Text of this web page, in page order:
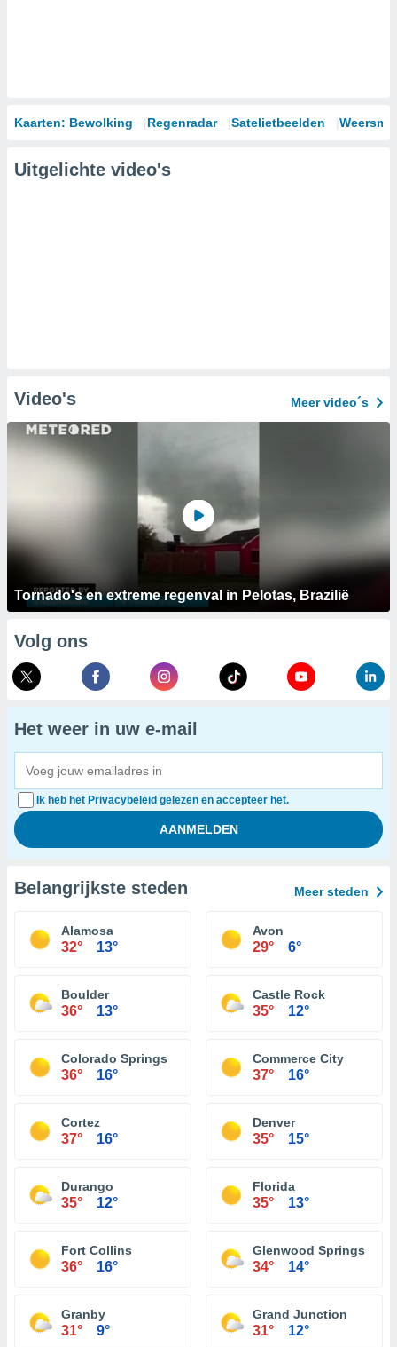
Kaarten: Bewolking Regenradar Satelietbeelden
Uitgelichte video's
Video's Meer video´s
Tornado's en extreme regenval in Pelotas, Brazilië
Volg ons
Het weer in uw e-mail
Ik heb het Privacybeleid gelezen en accepteer het.
Belangrijkste steden Meer steden
Alamosa
32° 13°
Avon
29° 6°
Boulder
36° 13°
Castle Rock
35° 12°
Colorado Springs
36° 16°
Commerce City
37° 16°
Cortez
37° 16°
Denver
35° 15°
Durango
35° 12°
Florida
35° 13°
Fort Collins
36° 16°
Glenwood Springs
34° 14°
Granby
31° 9°
Grand Junction
31° 12°